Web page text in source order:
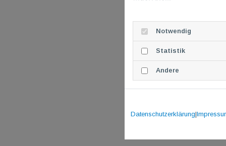
Notwendig
Statistik
Andere
Datenschutzerklärung|